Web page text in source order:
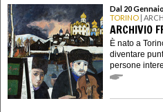
Dal 20
TORINO |
ARCHIVIO
È nato a
diventare
persone